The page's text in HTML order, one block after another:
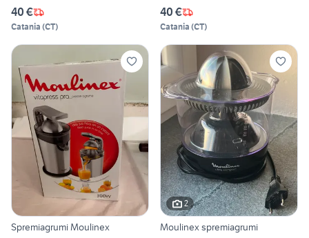
40 €
Catania (CT)
40 €
Catania (CT)
Spremiagrumi Moulinex
2
Moulinex spremiagrumi